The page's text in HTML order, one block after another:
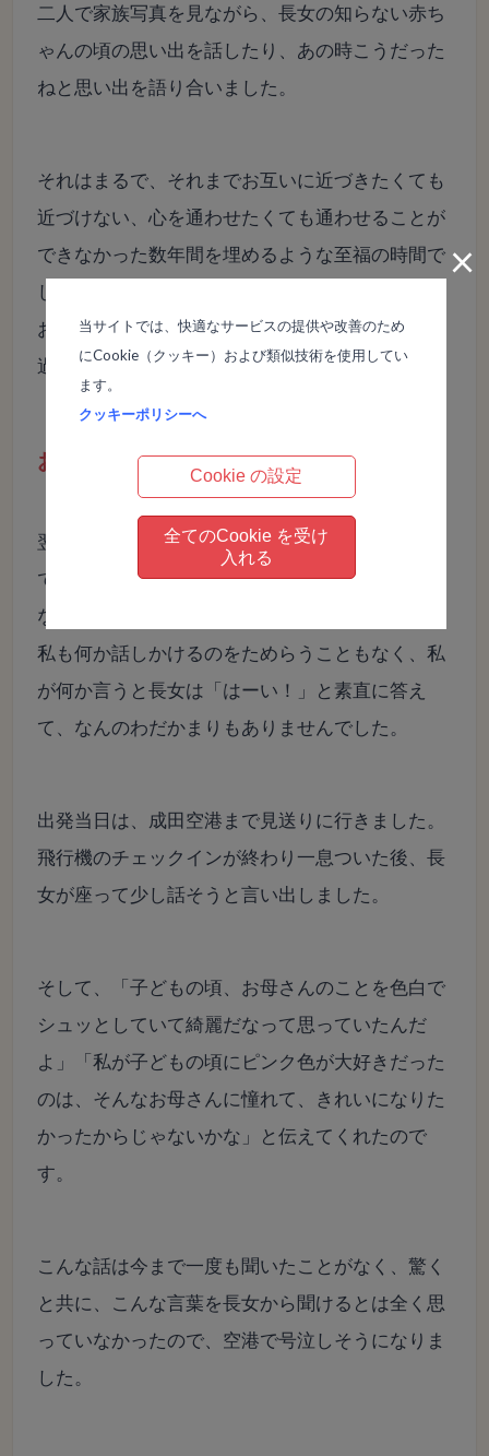
二人で家族写真を見ながら、長女の知らない赤ち
ゃんの頃の思い出を話したり、あの時こうだった
ねと思い出を語り合いました。
それはまるで、それまでお互いに近づきたくても
近づけない、心を通わせたくても通わせることが
できなかった数年間を埋めるような至福の時間で
した。
お互いに大好きなのに、心を通わせられなかった
過去を埋める時間でした。
おかあさんに憧れて……
翌日は、ひたすら長女の荷造りを手伝っていたの
ですが、彼女は子どもの頃の純真なままの長女に
なっていました。
私も何か話しかけるのをためらうこともなく、私
が何か言うと長女は「はーい！」と素直に答え
て、なんのわだかまりもありませんでした。
出発当日は、成田空港まで見送りに行きました。
飛行機のチェックインが終わり一息ついた後、長
女が座って少し話そうと言い出しました。
そして、「子どもの頃、お母さんのことを色白で
シュッとしていて綺麗だなって思っていたんだ
よ」「私が子どもの頃にピンク色が大好きだった
のは、そんなお母さんに憧れて、きれいになりた
かったからじゃないかな」と伝えてくれたので
す。
こんな話は今まで一度も聞いたことがなく、驚く
と共に、こんな言葉を長女から聞けるとは全く思
っていなかったので、空港で号泣しそうになりま
した。
×
当サイトでは、快適なサービスの提供や改善のため
にCookie（クッキー）および類似技術を使用してい
ます。
クッキーポリシーへ
Cookie の設定
全てのCookie を受け
入れる